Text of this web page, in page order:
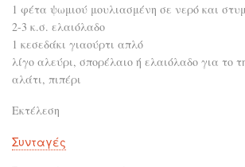
1 φέτα ψωμιού μουλιασμένη σε νερό και
2-3 κ.σ. ελαιόλαδο
1 κεσεδάκι γιαούρτι απλό
λίγο αλεύρι, σπορέλαιο ή ελαιόλαδο για το
αλάτι, πιπέρι
Εκτέλεση
Συνταγές